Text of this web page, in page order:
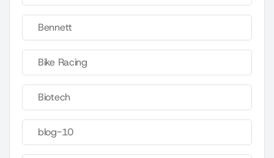
Bennett
Bike Racing
Biotech
blog-10